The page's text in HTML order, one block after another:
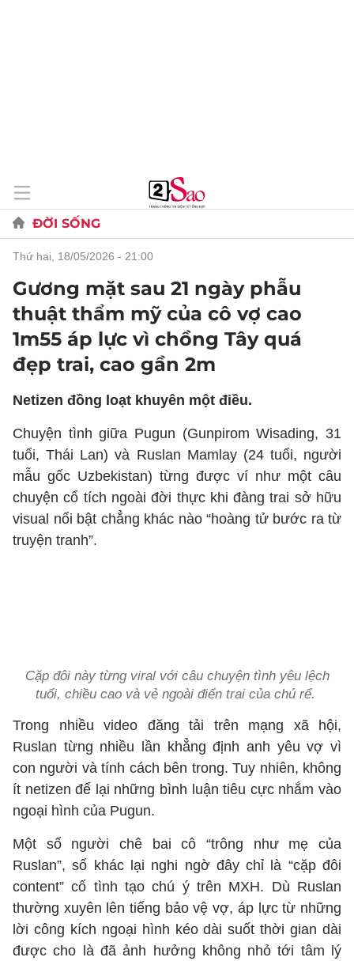
ĐỜI SỐNG
thứ hai, 18/05/2026 - 21:00
Gương mặt sau 21 ngày phẫu
thuật thẩm mỹ của cô vợ cao
1m55 áp lực vì chồng Tây quá
đẹp trai, cao gần 2m
Netizen đồng loạt khuyên một điều.
Chuyện tình giữa Pugun (Gunpirom Wisading, 31
tuổi, Thái Lan) và Ruslan Mamlay (24 tuổi, người
mẫu gốc Uzbekistan) từng được ví như một câu
chuyện cổ tích ngoài đời thực khi đàng trai sở hữu
visual nổi bật chẳng khác nào “hoàng tử bước ra từ
truyện tranh”.
Cặp đôi này từng viral với câu chuyện tình yêu lệch
tuổi, chiều cao và vẻ ngoài điển trai của chú rể.
Trong nhiều video đăng tải trên mạng xã hội,
Ruslan từng nhiều lần khẳng định anh yêu vợ vì
con người và tính cách bên trong. Tuy nhiên, không
ít netizen để lại những bình luận tiêu cực nhắm vào
ngoại hình của Pugun.
Một số người chê bai cô “trông như mẹ của
Ruslan”, số khác lại nghi ngờ đây chỉ là “cặp đôi
content” cố tình tạo chú ý trên MXH. Dù Ruslan
thường xuyên lên tiếng bảo vệ vợ, áp lực từ những
lời công kích ngoại hình kéo dài suốt thời gian dài
được cho là đã ảnh hưởng không nhỏ tới tâm lý